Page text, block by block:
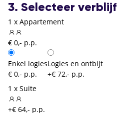
3. Selecteer verblijf
1 x Appartement
€ 0,- p.p.
Enkel logies
€ 0,- p.p.
Logies en ontbijt
+€ 72,- p.p.
1 x Suite
+€ 64,- p.p.